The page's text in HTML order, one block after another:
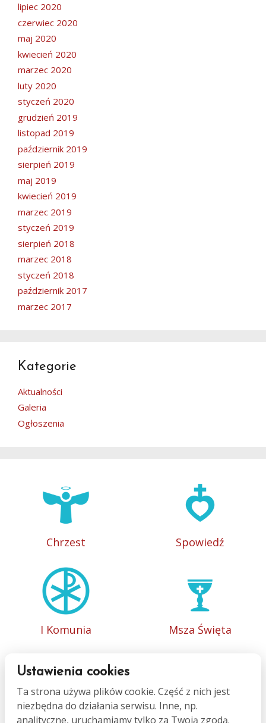
lipiec 2020
czerwiec 2020
maj 2020
kwiecień 2020
marzec 2020
luty 2020
styczeń 2020
grudzień 2019
listopad 2019
październik 2019
sierpień 2019
maj 2019
kwiecień 2019
marzec 2019
styczeń 2019
sierpień 2018
marzec 2018
styczeń 2018
październik 2017
marzec 2017
Kategorie
Aktualności
Galeria
Ogłoszenia
Chrzest Spowiedź
I Komunia Msza Święta
Bierzmowanie Małżeństwo
Ustawienia cookies
Ta strona używa plików cookie. Część z nich jest
niezbędna do działania serwisu. Inne, np.
analityczne, uruchamiamy tylko za Twoją zgodą.